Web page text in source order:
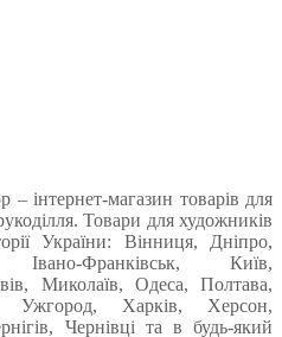
магазин товарів для
Товари для художників
України: Вінниця, Дніпро,
Франківськ, Київ,
Миколаїв, Одеса, Полтава,
Ужгород, Харків, Херсон,
Чернівці та в будь-який